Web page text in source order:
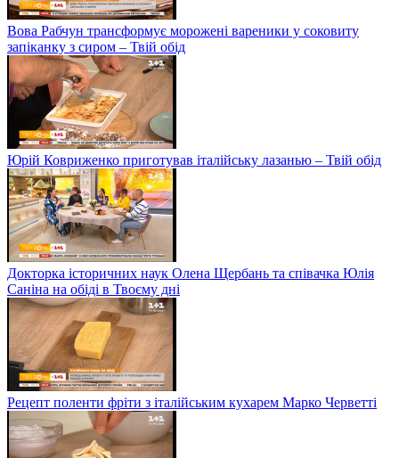
Вова Рабчун трансформує морожені вареники у соковиту
запіканку з сиром – Твій обід
Юрій Ковриженко приготував італійську лазанью – Твій обід
Докторка історичних наук Олена Щербань та співачка Юлія
Саніна на обіді в Твоєму дні
Рецепт поленти фріти з італійським кухарем Марко Черветті